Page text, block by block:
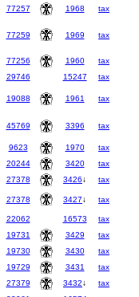
77257
1968 tax
77259 1969 tax
77256
1960 tax
29746
15247 tax
19088 1961 tax
45769 3396 tax
9623
1970 tax
20244
3420 tax
27378
3426↓ tax
27378 3427↓ tax
22062
16573 tax
19731
3429 tax
19730
3430 tax
19729
3431 tax
27379
3432↓ tax